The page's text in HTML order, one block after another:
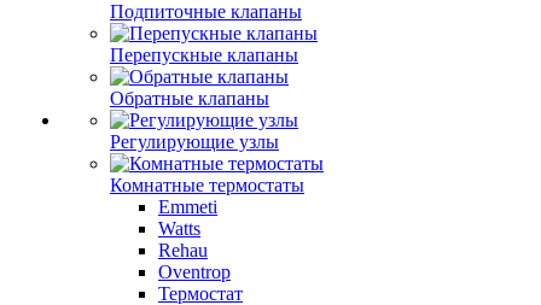
Подпиточные клапаны
Перепускные клапаны
Обратные клапаны
Регулирующие узлы
Комнатные термостаты
Emmeti
Watts
Rehau
Oventrop
Термостат